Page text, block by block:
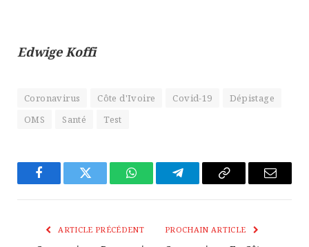
Edwige Koffi
Coronavirus Côte d'Ivoire Covid-19
Dépistage
OMS
Santé Test
FacebookTwitter WhatsAppTélégrammeCopier
Lien
E-
ARTICLE PRÉCÉDENT PROCHAIN ARTICLE